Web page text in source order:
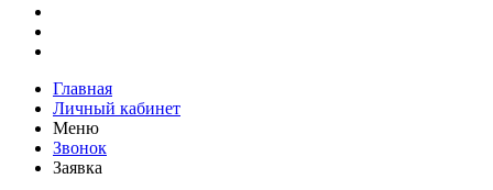
Главная
Личный кабинет
Меню
Звонок
Заявка